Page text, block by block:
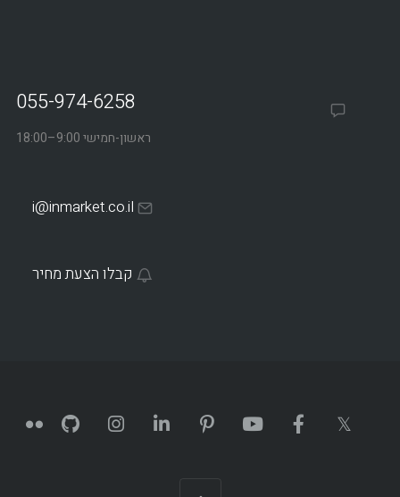
055-974-6258
ראשון-חמישי 9:00–18:00
i@inmarket.co.il
קבלו הצעת מחיר